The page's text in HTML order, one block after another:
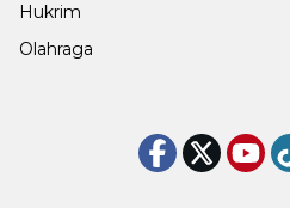
Hukrim
Olahraga